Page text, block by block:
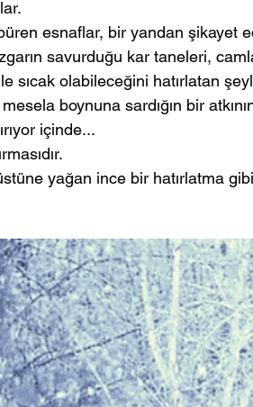
esnaflar, bir yandan şikayet
savurduğu kar taneleri,
sıcak olabileceğini hatırlatan
boynuna sardığın bir
içinde...
yağan ince bir hatırlatma